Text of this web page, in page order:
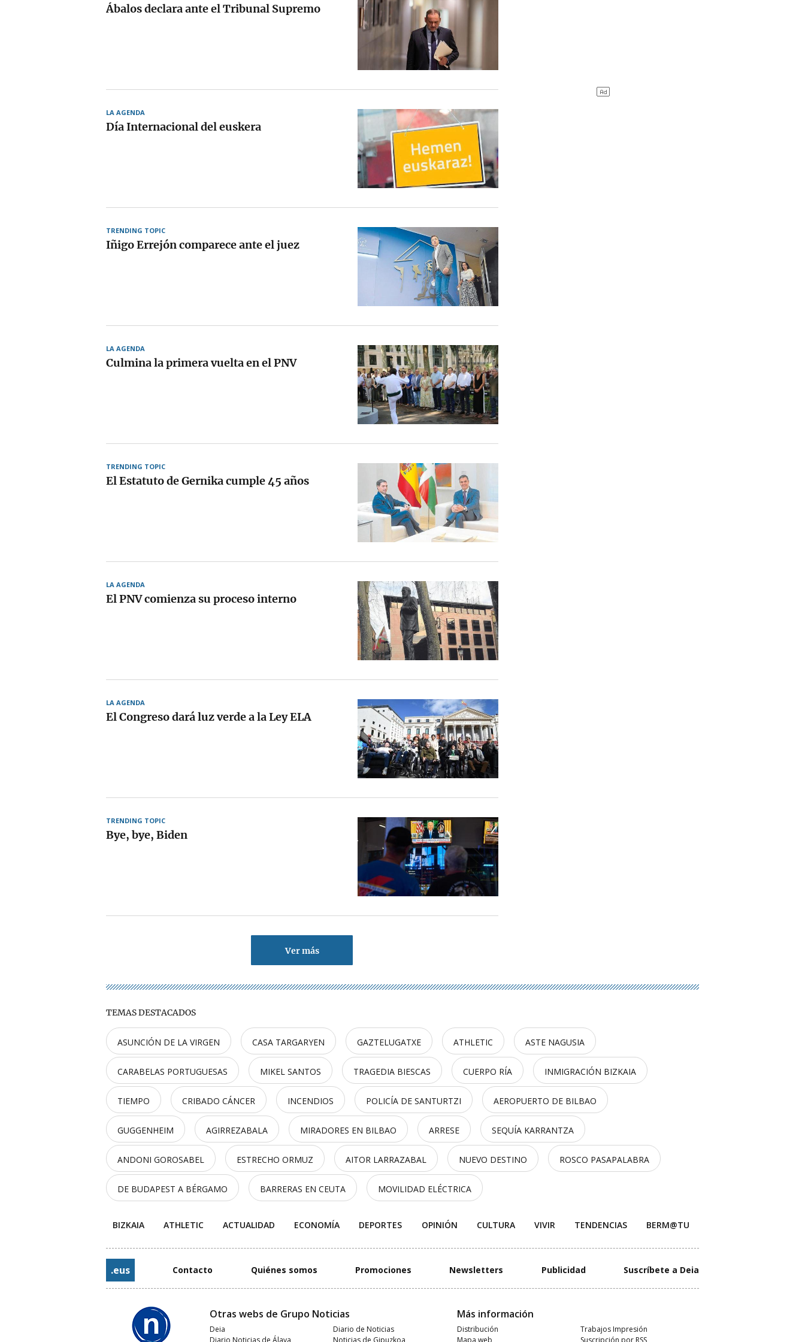
Ábalos declara ante el Tribunal Supremo
LA AGENDA
Día Internacional del euskera
TRENDING TOPIC
Iñigo Errejón comparece ante el juez
LA AGENDA
Culmina la primera vuelta en el PNV
TRENDING TOPIC
El Estatuto de Gernika cumple 45 años
LA AGENDA
El PNV comienza su proceso interno
LA AGENDA
El Congreso dará luz verde a la Ley ELA
TRENDING TOPIC
Bye, bye, Biden
Ver más
TEMAS DESTACADOS
ASUNCIÓN DE LA VIRGEN CASA TARGARYEN GAZTELUGATXE ATHLETIC ASTE NAGUSIA
CARABELAS PORTUGUESAS MIKEL SANTOS TRAGEDIA BIESCAS CUERPO RÍA INMIGRACIÓN BIZKAIA
TIEMPO CRIBADO CÁNCER INCENDIOS POLICÍA DE SANTURTZI AEROPUERTO DE BILBAO
GUGGENHEIM AGIRREZABALA MIRADORES EN BILBAO ARRESE SEQUÍA KARRANTZA
ANDONI GOROSABEL ESTRECHO ORMUZ AITOR LARRAZABAL NUEVO DESTINO ROSCO PASAPALABRA
DE BUDAPEST A BÉRGAMO BARRERAS EN CEUTA MOVILIDAD ELÉCTRICA
BIZKAIA ATHLETIC ACTUALIDAD ECONOMÍA DEPORTES OPINIÓN CULTURA VIVIR TENDENCIAS BERM@TU
.eus Contacto Quiénes somos Promociones Newsletters Publicidad Suscríbete a Deia
Otras webs de Grupo Noticias
Deia
Diario de Noticias
Diario Noticias de Álava
Noticias de Gipuzkoa
Más información
Distribución
Trabajos Impresión
Mapa web
Suscripción por RSS